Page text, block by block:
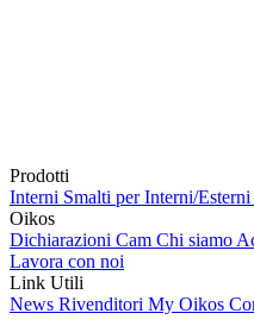
Prodotti
Interni Smalti per Interni/Esterni
Oikos
Dichiarazioni Cam Chi siamo
Lavora con noi
Link Utili
News Rivenditori My Oikos